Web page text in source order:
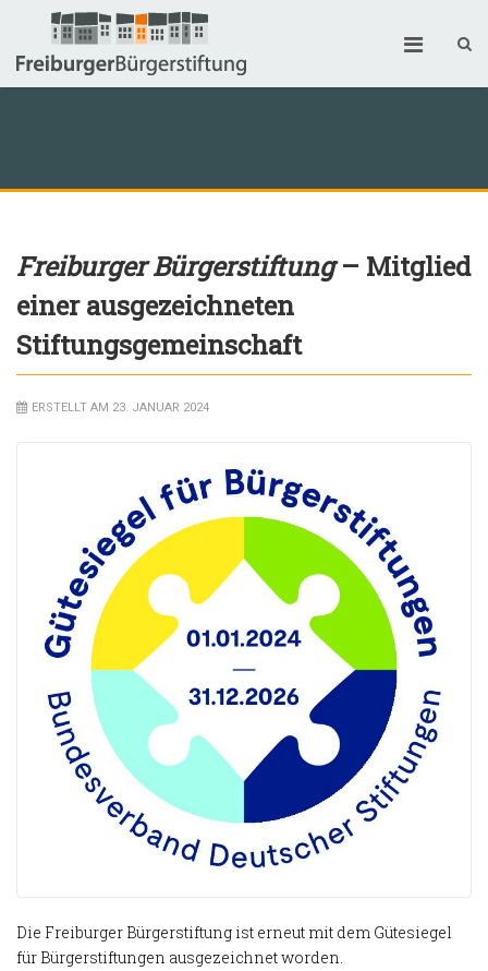
Freiburger Bürgerstiftung– Mitglied
einer ausgezeichneten
Stiftungsgemeinschaft
ERSTELLT AM 23. JANUAR 2024
Die Freiburger Bürgerstiftung ist erneut mit dem Gütesiegel
für Bürgerstiftungen ausgezeichnet worden.